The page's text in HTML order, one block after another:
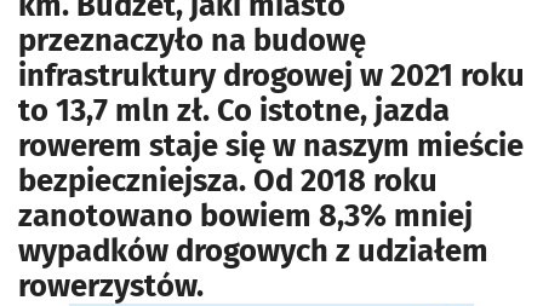
przeznaczyło na budowę
infrastruktury drogowej w 2021 roku
to 13,7 mln zł. Co istotne, jazda
rowerem staje się w naszym mieście
bezpieczniejsza. Od 2018 roku
zanotowano bowiem 8,3% mniej
wypadków drogowych z udziałem
rowerzystów.